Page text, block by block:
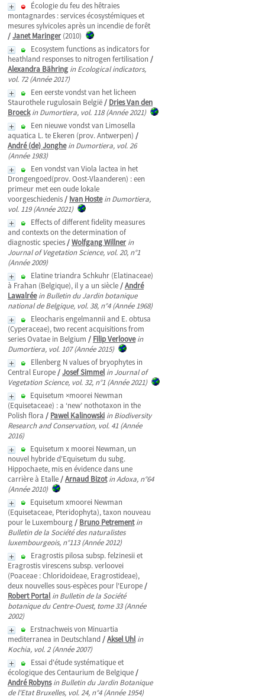
Écologie du feu des hêtraies
montagnardes : services écosystémiques et
mesures sylvicoles après un incendie de forêt
/Janet Maringer (2010)
Ecosystem functions as indicators for
heathland responses to nitrogen fertilisation /
Alexandra Bähring in Ecological indicators,
vol. 72 (Année 2017)
Een eerste vondst van het licheen
Staurothele rugulosain België/ Dries Van den
Broeck in Dumortiera, vol. 118 (Année 2021)
Een nieuwe vondst van Limosella
aquatica L. te Ekeren (prov. Antwerpen) /
André (de) Jonghe in Dumortiera, vol. 26
(Année 1983)
Een vondst van Viola lactea in het
Drongengoed(prov. Oost-Vlaanderen) : een
primeur met een oude lokale
voorgeschiedenis/ Ivan Hoste in Dumortiera,
vol. 119 (Année 2021)
Effects of different fidelity measures
and contexts on the determination of
diagnostic species/Wolfgang Willner in
Journal of Vegetation Science, vol. 20, n°1
(Année 2009)
Elatine triandra Schkuhr (Elatinaceae)
à Frahan (Belgique), il y a un siècle/André
Lawalrée in Bulletin du Jardin botanique
national de Belgique, vol. 38, n°4 (Année 1968)
Eleocharis engelmannii and E. obtusa
(Cyperaceae), two recent acquisitions from
series Ovatae in Belgium / Filip Verloove in
Dumortiera, vol. 107 (Année 2015)
Ellenberg N values of bryophytes in
Central Europe/Josef Simmel in Journal of
Vegetation Science, vol. 32, n°1 (Année 2021)
Equisetum ×moorei Newman
(Equisetaceae) : a ‘new’ nothotaxon in the
Polish flora / Pawel Kalinowski in Biodiversity
Research and Conservation, vol. 41 (Année
2016)
Equisetum x moorei Newman, un
nouvel hybride d'Equisetum du subg.
Hippochaete, mis en évidence dans une
carrière à Etalle/Arnaud Bizot in Adoxa, n°64
(Année 2010)
Equisetum xmoorei Newman
(Equisetaceae, Pteridophyta), taxon nouveau
pour le Luxembourg/ Bruno Petrement in
Bulletin de la Société des naturalistes
luxembourgeois, n°113 (Année 2012)
Eragrostis pilosa subsp. felzinesii et
Eragrostis virescens subsp. verloovei
(Poaceae : Chloridoideae, Eragrostideae),
deux nouvelles sous-espèces pour l'Europe/
Robert Portal in Bulletin de la Société
botanique du Centre-Ouest, tome 33 (Année
2002)
Erstnachweis von Minuartia
mediterranea in Deutschland /Aksel Uhl in
Kochia, vol. 2 (Année 2007)
Essai d'étude systématique et
écologique des Centaurium de Belgique/
André Robyns in Bulletin du Jardin Botanique
de l'Etat Bruxelles, vol. 24, n°4 (Année 1954)